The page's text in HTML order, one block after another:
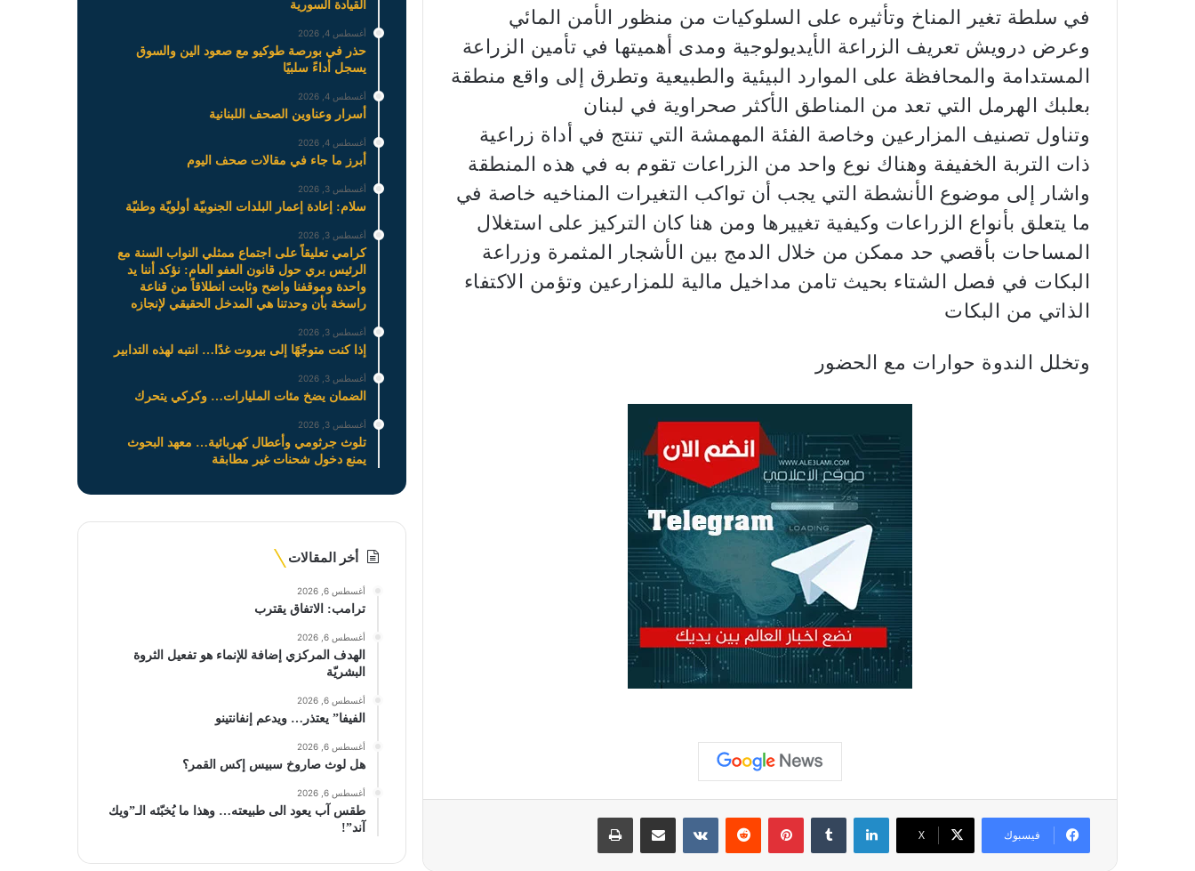
في سلطة تغير المناخ وتأثيره على السلوكيات من منظور الأمن المائي
وعرض درويش تعريف الزراعة الأيديولوجية ومدى أهميتها في تأمين الزراعة
المستدامة والمحافظة على الموارد البيئية والطبيعية وتطرق إلى واقع منطقة
بعلبك الهرمل التي تعد من المناطق الأكثر صحراوية في لبنان
وتناول تصنيف المزارعين وخاصة الفئة المهمشة التي تنتج في أداة زراعية
ذات التربة الخفيفة وهناك نوع واحد من الزراعات تقوم به في هذه المنطقة
واشار إلى موضوع الأنشطة التي يجب أن تواكب التغيرات المناخيه خاصة في
ما يتعلق بأنواع الزراعات وكيفية تغييرها ومن هنا كان التركيز على استغلال
المساحات بأقصي حد ممكن من خلال الدمج بين الأشجار المثمرة وزراعة
البكات في فصل الشتاء بحيث تامن مداخيل مالية للمزارعين وتؤمن الاكتفاء
الذاتي من البكات
وتخلل الندوة حوارات مع الحضور
فيسبوك X
لينكدإن بينتيريست مشاركة عبر البريد طباعة
القيادة السورية
أغسطس 4, 2026
حذر في بورصة طوكيو مع صعود الين والسوق
يسجل أداءً سلبيًا
أغسطس 4, 2026
أسرار وعناوين الصحف اللبنانية
أغسطس 4, 2026
أبرز ما جاء في مقالات صحف اليوم
أغسطس 3, 2026
سلام: إعادة إعمار البلدات الجنوبيّة أولويّة وطنيّة
أغسطس 3, 2026
كرامي تعليقاً على اجتماع ممثلي النواب السنة مع
الرئيس بري حول قانون العفو العام: نؤكد أننا يد
واحدة وموقفنا واضح وثابت انطلاقاً من قناعة
راسخة بأن وحدتنا هي المدخل الحقيقي لإنجازه
أغسطس 3, 2026
إذا كنت متوجّهًا إلى بيروت غدًا… انتبه لهذه التدابير
أغسطس 3, 2026
الضمان يضخ مئات المليارات… وكركي يتحرك
أغسطس 3, 2026
تلوث جرثومي وأعطال كهربائية… معهد البحوث
يمنع دخول شحنات غير مطابقة
أخر المقالات
أغسطس 6, 2026
ترامب: الاتفاق يقترب
أغسطس 6, 2026
الهدف المركزي إضافة للإنماء هو تفعيل الثروة
البشريّة
أغسطس 6, 2026
الفيفا” يعتذر… ويدعم إنفانتينو
أغسطس 6, 2026
هل لوث صاروخ سبيس إكس القمر؟
أغسطس 6, 2026
طقس آب يعود الى طبيعته… وهذا ما يُخبّئه الـ”ويك
آند”!